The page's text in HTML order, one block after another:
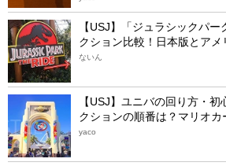
【USJ】「ジュラシックパ
クション比較！日本版とアメ
ないん
【USJ】ユニバの回り方・
クションの順番は？マリオカ
yaco